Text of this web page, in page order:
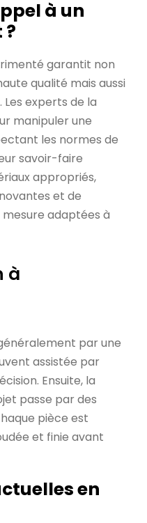
à un
garantit non
qualité mais aussi
experts de la
manipuler une
les normes de
savoir-faire
appropriés,
et de
adaptées à
à
par une
assistée par
Ensuite, la
passe par des
pièce est
et finie avant
en